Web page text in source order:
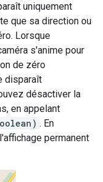
uniquement
que sa direction ou
Lorsque
s'anime pour
de zéro
disparaît
désactiver la
en appelant
. En
permanent